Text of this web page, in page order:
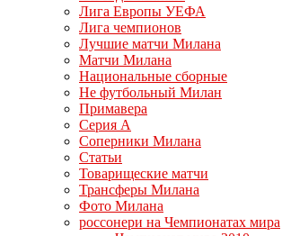
Лига Европы УЕФА
Лига чемпионов
Лучшие матчи Милана
Матчи Милана
Национальные сборные
Не футбольный Милан
Примавера
Серия А
Соперники Милана
Статьи
Товарищеские матчи
Трансферы Милана
Фото Милана
россонери на Чемпионатах мира